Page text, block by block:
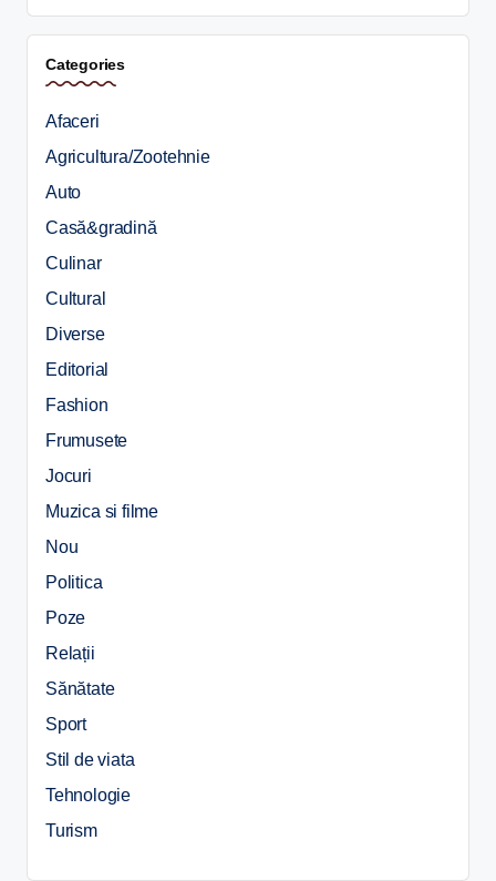
Categories
Afaceri
Agricultura/Zootehnie
Auto
Casă&gradină
Culinar
Cultural
Diverse
Editorial
Fashion
Frumusete
Jocuri
Muzica si filme
Nou
Politica
Poze
Relații
Sănătate
Sport
Stil de viata
Tehnologie
Turism